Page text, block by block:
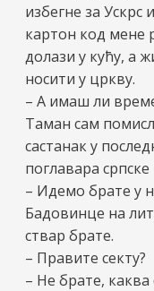
избегне за
картон код мене
долази у кућу, а
носити у цркву.
– А имаш ли
Таман сам
састанак у
поглавара
– Идемо брате у
Бадовинце на
ствар брате.
– Правите секту?
– Не брате, каква